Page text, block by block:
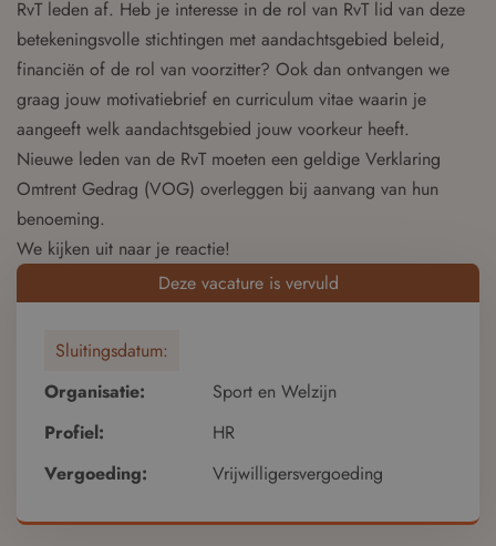
RvT leden af. Heb je interesse in de rol van RvT lid van deze
betekeningsvolle stichtingen met aandachtsgebied beleid,
financiën of de rol van voorzitter? Ook dan ontvangen we
graag jouw motivatiebrief en curriculum vitae waarin je
aangeeft welk aandachtsgebied jouw voorkeur heeft.
Nieuwe leden van de RvT moeten een geldige Verklaring
Omtrent Gedrag (VOG) overleggen bij aanvang van hun
benoeming.
We kijken uit naar je reactie!
Deze vacature is vervuld
Sluitingsdatum:
Organisatie:
Sport en Welzijn
Profiel:
HR
Vergoeding:
Vrijwilligersvergoeding